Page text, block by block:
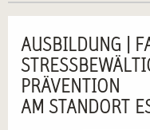
AUSBILDUNG |
PRÄVENTION
AM STANDORT